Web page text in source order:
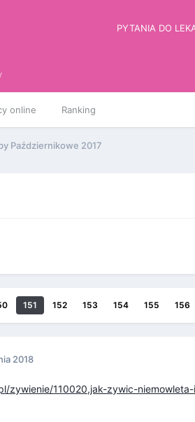
PYTANIA DO
online Ranking
Październikowe 2017
151 152 153 154 155 156
2018
zywienie/110020,jak-zywic-